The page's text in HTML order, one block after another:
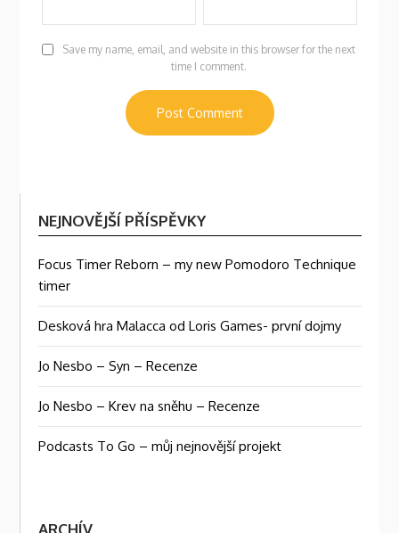
Save my name, email, and website in this browser for the next
time I comment.
NEJNOVĚJŠÍ PŘÍSPĚVKY
Focus Timer Reborn – my new Pomodoro Technique
timer
Desková hra Malacca od Loris Games- první dojmy
Jo Nesbo – Syn – Recenze
Jo Nesbo – Krev na sněhu – Recenze
Podcasts To Go – můj nejnovější projekt
ARCHÍV